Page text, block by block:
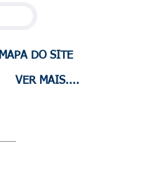
MAPA DO SITE
VER MAIS....